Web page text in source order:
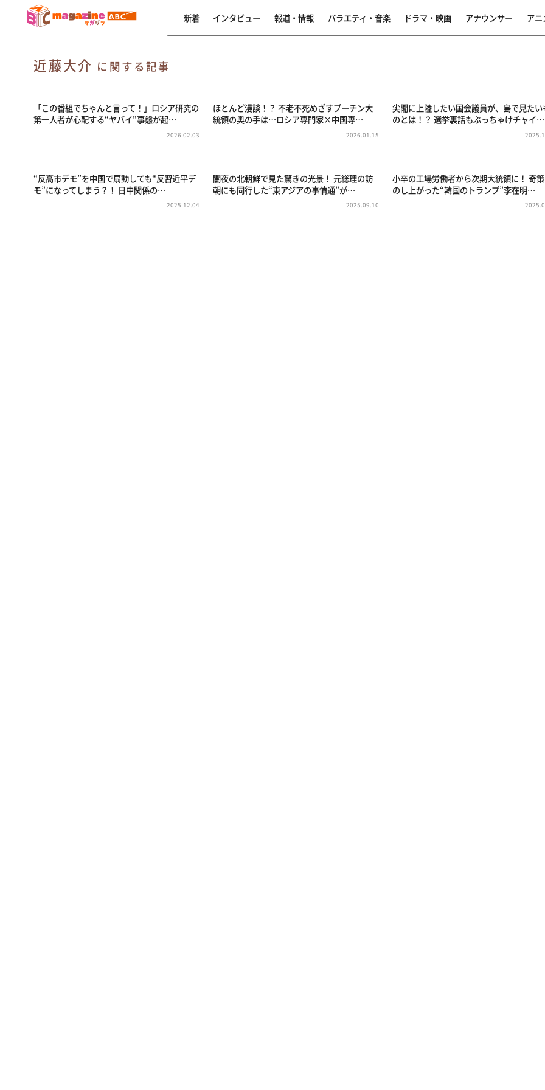
新着 インタビュー 報道・情報 バラエティ・音楽 ドラマ・映画 アナウンサー アニ
近藤大介 に関する記事
「この番組でちゃんと言って！」ロシア研究の
第一人者が心配する“ヤバイ”事態が起…
2026.02.03
ほとんど漫談！？ 不老不死めざすプーチン大
統領の奥の手は…ロシア専門家×中国専…
2026.01.15
尖閣に上陸したい国会議員が、島で見たい
のとは！？ 選挙裏話もぶっちゃけチャイ…
“反高市デモ”を中国で扇動しても“反習近平デ
モ”になってしまう？！ 日中関係の…
2025.12.04
闇夜の北朝鮮で見た驚きの光景！ 元総理の訪
朝にも同行した“東アジアの事情通”が…
2025.09.10
小卒の工場労働者から次期大統領に！ 奇
のし上がった“韓国のトランプ”李在明…